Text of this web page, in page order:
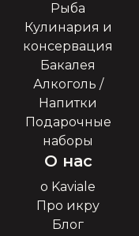
Рыба
Кулинария и
консервация
Бакалея
Алкоголь /
Напитки
Подарочные
наборы
О нас
о Kaviale
Про икру
Блог